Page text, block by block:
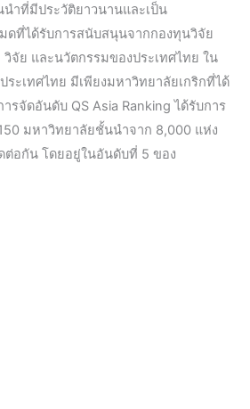
ำที่มีประวัติยาวนานและเป็น
ที่ได้รับการสนับสนุนจากกองทุนวิจัย
จัย และนวัตกรรมของประเทศไทย ใน
ระเทศไทย มีเพียงมหาวิทยาลัยเกริกที่ได้
รจัดอันดับ QS Asia Ranking ได้รับการ
มหาวิทยาลัยชั้นนำจาก 8,000 แห่ง
ต่อกัน โดยอยู่ในอันดับที่ 5 ของ